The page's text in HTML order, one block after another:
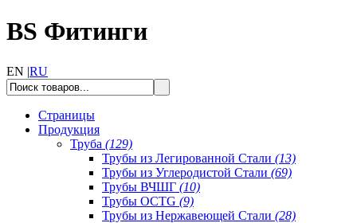
BS Фитинги
EN |RU
Страницы
Продукция
Труба (129)
Трубы из Легированной Стали (13)
Трубы из Углеродистой Стали (69)
Трубы ВЧШГ (10)
Трубы OCTG (9)
Трубы из Нержавеющей Стали (28)